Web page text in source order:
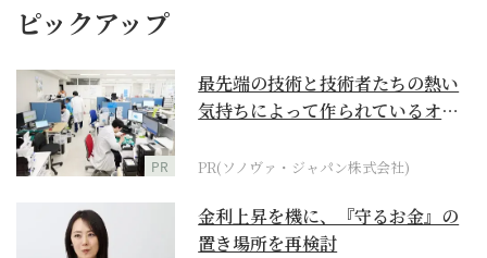
ピックアップ
PR
最先端の技術と技術者たちの熱い
気持ちによって作られているオー
PR(ソノヴァ・ジャパン株式会社)
金利上昇を機に、『守るお金』の
置き場所を再検討